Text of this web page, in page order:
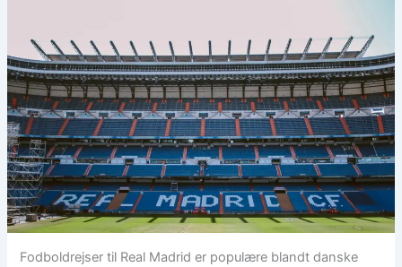
Fodboldrejser til Real Madrid er populære blandt danske